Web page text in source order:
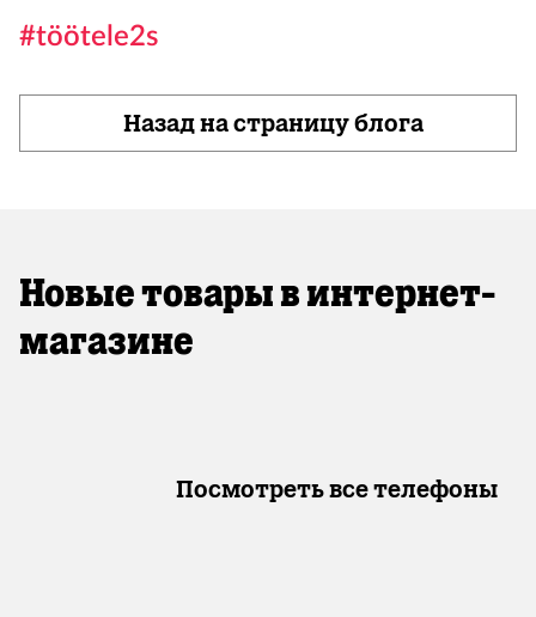
#töötele2s
Назад на страницу блога
Новые товары в интернет-
магазине
Посмотреть все телефоны